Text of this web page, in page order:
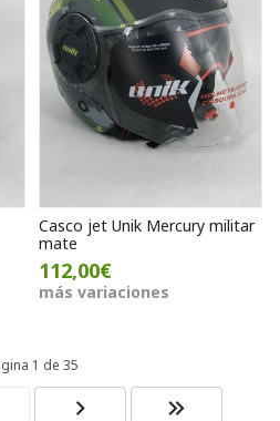
Casco jet Unik Mercury militar
mate
112,00€
más variaciones
1 de 35